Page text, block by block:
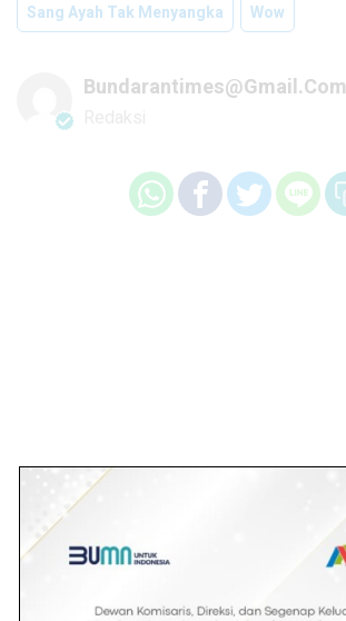
Sang Ayah Tak Menyangka
Wow
Bundarantimes@gmail.com